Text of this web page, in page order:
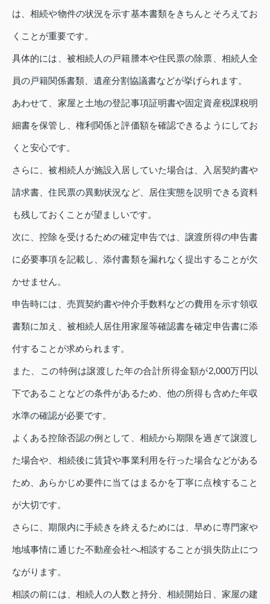
は、相続や物件の状況を示す基本書類をきちんとそろえてお
くことが重要です。
具体的には、被相続人の戸籍謄本や住民票の除票、相続人全
員の戸籍関係書類、遺産分割協議書などが挙げられます。
あわせて、家屋と土地の登記事項証明書や固定資産税課税明
細書を保管し、権利関係と評価額を確認できるようにしてお
くと安心です。
さらに、被相続人が施設入居していた場合は、入居契約書や
請求書、住民票の異動状況など、居住実態を説明できる資料
も残しておくことが望ましいです。
次に、控除を受けるための確定申告では、譲渡所得の申告書
に必要事項を記載し、添付書類を漏れなく提出することが欠
かせません。
申告時には、売買契約書や仲介手数料などの費用を示す領収
書類に加え、被相続人居住用家屋等確認書を確定申告書に添
付することが求められます。
また、この特例は譲渡した年の合計所得金額が2,000万円以
下であることなどの条件があるため、他の所得も含めた年収
水準の確認が必要です。
よくある控除否認の例として、相続から期限を過ぎて譲渡し
た場合や、相続後に賃貸や事業利用を行った場合などがある
ため、あらかじめ要件に当てはまるかを丁寧に点検すること
が大切です。
さらに、期限内に手続きを終えるためには、早めに専門家や
地域事情に通じた不動産会社へ相談することが損失防止につ
ながります。
相談の前には、相続人の人数と持分、相続開始日、家屋の建